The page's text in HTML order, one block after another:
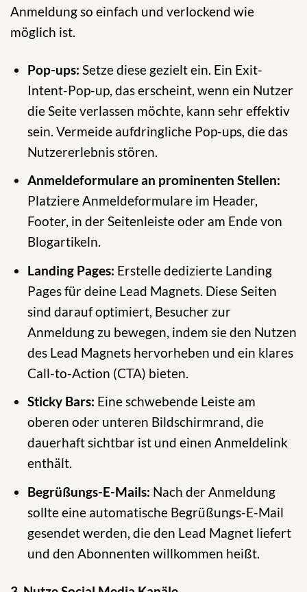
Anmeldung so einfach und verlockend wie
möglich ist.
Pop-ups: Setze diese gezielt ein. Ein Exit-
Intent-Pop-up, das erscheint, wenn ein Nutzer
die Seite verlassen möchte, kann sehr effektiv
sein. Vermeide aufdringliche Pop-ups, die das
Nutzererlebnis stören.
Anmeldeformulare an prominenten Stellen:
Platziere Anmeldeformulare im Header,
Footer, in der Seitenleiste oder am Ende von
Blogartikeln.
Landing Pages: Erstelle dedizierte Landing
Pages für deine Lead Magnets. Diese Seiten
sind darauf optimiert, Besucher zur
Anmeldung zu bewegen, indem sie den Nutzen
des Lead Magnets hervorheben und ein klares
Call-to-Action (CTA) bieten.
Sticky Bars: Eine schwebende Leiste am
oberen oder unteren Bildschirmrand, die
dauerhaft sichtbar ist und einen Anmeldelink
enthält.
Begrüßungs-E-Mails: Nach der Anmeldung
sollte eine automatische Begrüßungs-E-Mail
gesendet werden, die den Lead Magnet liefert
und den Abonnenten willkommen heißt.